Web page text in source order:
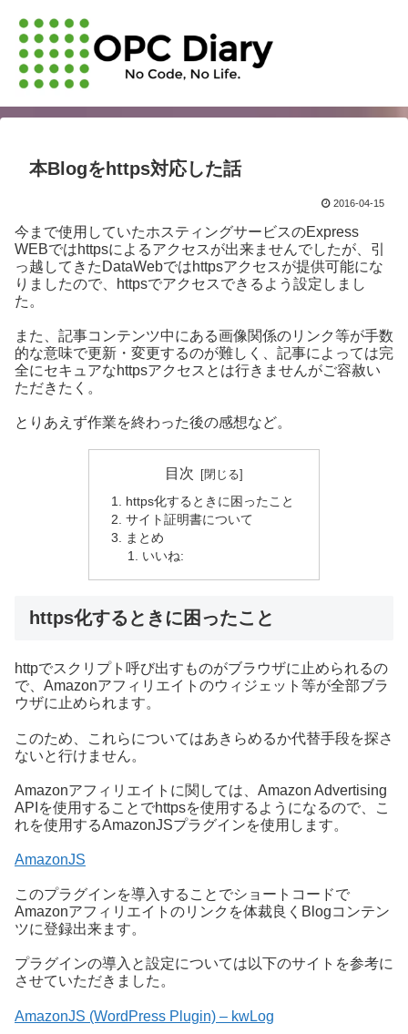
本Blogをhttps対応した話
2016-04-15
今まで使用していたホスティングサービスのExpress
WEBではhttpsによるアクセスが出来ませんでしたが、引
っ越してきたDataWebではhttpsアクセスが提供可能にな
りましたので、httpsでアクセスできるよう設定しまし
た。
また、記事コンテンツ中にある画像関係のリンク等が手数
的な意味で更新・変更するのが難しく、記事によっては完
全にセキュアなhttpsアクセスとは行きませんがご容赦い
ただきたく。
とりあえず作業を終わった後の感想など。
目次
https化するときに困ったこと
サイト証明書について
まとめ
いいね:
https化するときに困ったこと
httpでスクリプト呼び出すものがブラウザに止められるの
で、Amazonアフィリエイトのウィジェット等が全部ブラ
ウザに止められます。
このため、これらについてはあきらめるか代替手段を探さ
ないと行けません。
Amazonアフィリエイトに関しては、Amazon Advertising
APIを使用することでhttpsを使用するようになるので、こ
れを使用するAmazonJSプラグインを使用します。
AmazonJS
このプラグインを導入することでショートコードで
Amazonアフィリエイトのリンクを体裁良くBlogコンテン
ツに登録出来ます。
プラグインの導入と設定については以下のサイトを参考に
させていただきました。
AmazonJS (WordPress Plugin) – kwLog